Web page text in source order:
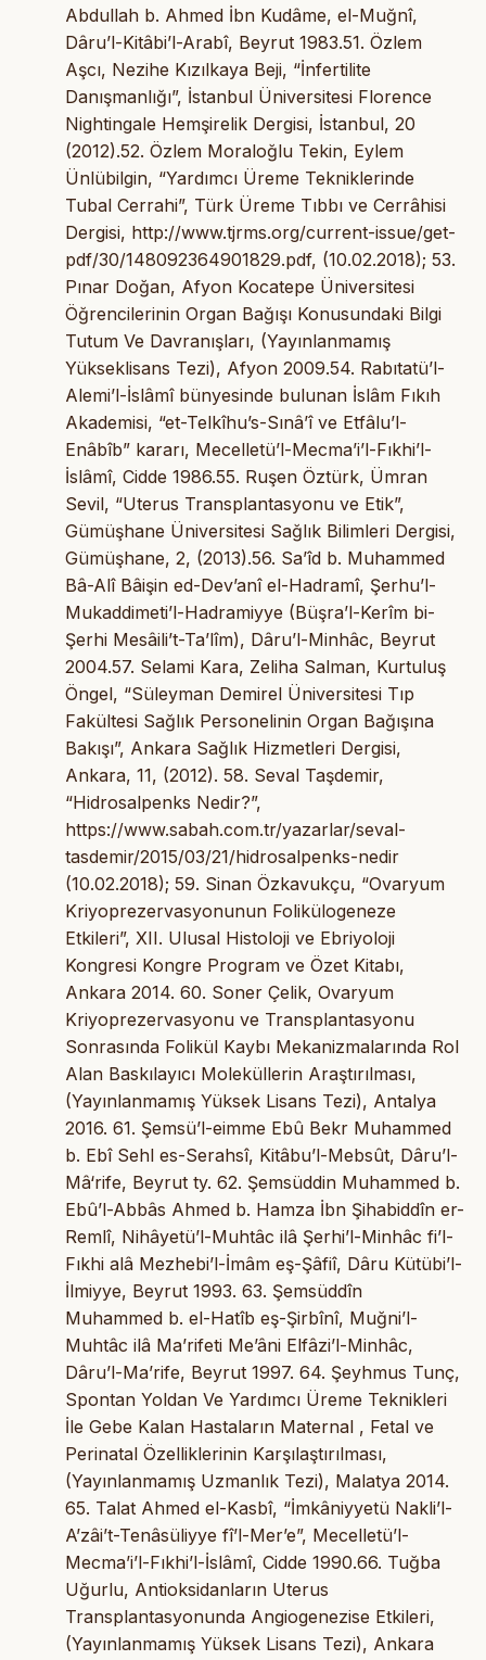
Abdullah b. Ahmed İbn Kudâme, el-Muğnî,
Dâru’l-Kitâbi’l-Arabî, Beyrut 1983.51. Özlem
Aşcı, Nezihe Kızılkaya Beji, “İnfertilite
Danışmanlığı”, İstanbul Üniversitesi Florence
Nightingale Hemşirelik Dergisi, İstanbul, 20
(2012).52. Özlem Moraloğlu Tekin, Eylem
Ünlübilgin, “Yardımcı Üreme Tekniklerinde
Tubal Cerrahi”, Türk Üreme Tıbbı ve Cerrâhisi
Dergisi, http://www.tjrms.org/current-issue/get-
pdf/30/148092364901829.pdf, (10.02.2018); 53.
Pınar Doğan, Afyon Kocatepe Üniversitesi
Öğrencilerinin Organ Bağışı Konusundaki Bilgi
Tutum Ve Davranışları, (Yayınlanmamış
Yükseklisans Tezi), Afyon 2009.54. Rabıtatü’l-
Alemi’l-İslâmî bünyesinde bulunan İslâm Fıkıh
Akademisi, “et-Telkîhu’s-Sınâ’î ve Etfâlu’l-
Enâbîb” kararı, Mecelletü’l-Mecma’i’l-Fıkhi’l-
İslâmî, Cidde 1986.55. Ruşen Öztürk, Ümran
Sevil, “Uterus Transplantasyonu ve Etik”,
Gümüşhane Üniversitesi Sağlık Bilimleri Dergisi,
Gümüşhane, 2, (2013).56. Sa’îd b. Muhammed
Bâ-Alî Bâişin ed-Dev’anî el-Hadramî, Şerhu’l-
Mukaddimeti’l-Hadramiyye (Büşra’l-Kerîm bi-
Şerhi Mesâili’t-Ta’lîm), Dâru’l-Minhâc, Beyrut
2004.57. Selami Kara, Zeliha Salman, Kurtuluş
Öngel, “Süleyman Demirel Üniversitesi Tıp
Fakültesi Sağlık Personelinin Organ Bağışına
Bakışı”, Ankara Sağlık Hizmetleri Dergisi,
Ankara, 11, (2012). 58. Seval Taşdemir,
“Hidrosalpenks Nedir?”,
https://www.sabah.com.tr/yazarlar/seval-
tasdemir/2015/03/21/hidrosalpenks-nedir
(10.02.2018); 59. Sinan Özkavukçu, “Ovaryum
Kriyoprezervasyonunun Folikülogeneze
Etkileri”, XII. Ulusal Histoloji ve Ebriyoloji
Kongresi Kongre Program ve Özet Kitabı,
Ankara 2014. 60. Soner Çelik, Ovaryum
Kriyoprezervasyonu ve Transplantasyonu
Sonrasında Folikül Kaybı Mekanizmalarında Rol
Alan Baskılayıcı Moleküllerin Araştırılması,
(Yayınlanmamış Yüksek Lisans Tezi), Antalya
2016. 61. Şemsü’l-eimme Ebû Bekr Muhammed
b. Ebî Sehl es-Serahsî, Kitâbu’l-Mebsût, Dâru’l-
Mâ‘rife, Beyrut ty. 62. Şemsüddin Muhammed b.
Ebû’l-Abbâs Ahmed b. Hamza İbn Şihabiddîn er-
Remlî, Nihâyetü’l-Muhtâc ilâ Şerhi’l-Minhâc fi’l-
Fıkhi alâ Mezhebi’l-İmâm eş-Şâfiî, Dâru Kütübi’l-
İlmiyye, Beyrut 1993. 63. Şemsüddîn
Muhammed b. el-Hatîb eş-Şirbînî, Muğni’l-
Muhtâc ilâ Ma’rifeti Me’âni Elfâzi’l-Minhâc,
Dâru’l-Ma’rife, Beyrut 1997. 64. Şeyhmus Tunç,
Spontan Yoldan Ve Yardımcı Üreme Teknikleri
İle Gebe Kalan Hastaların Maternal , Fetal ve
Perinatal Özelliklerinin Karşılaştırılması,
(Yayınlanmamış Uzmanlık Tezi), Malatya 2014.
65. Talat Ahmed el-Kasbî, “İmkâniyyetü Nakli’l-
A’zâi’t-Tenâsüliyye fî’l-Mer’e”, Mecelletü’l-
Mecma’i’l-Fıkhi’l-İslâmî, Cidde 1990.66. Tuğba
Uğurlu, Antioksidanların Uterus
Transplantasyonunda Angiogenezise Etkileri,
(Yayınlanmamış Yüksek Lisans Tezi), Ankara